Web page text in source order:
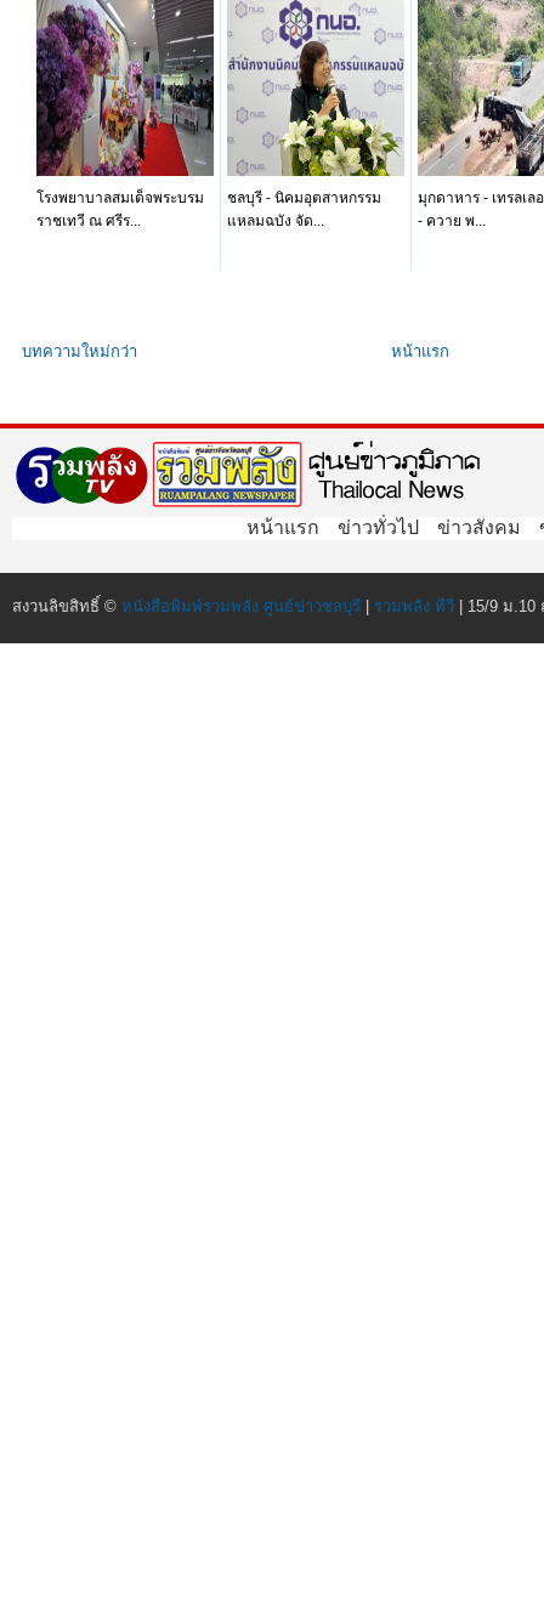
โรงพยาบาลสมเด็จพระบรม
ราชเทวี ณ ศรีร...
ชลบุรี - นิคมอุตสาหกรรม
แหลมฉบัง จัด...
มุกดาหาร - เทรลเล
- ควาย พ...
บทความใหม่กว่า หน้าแรก
หน้าแรก ข่าวทั่วไป ข่าวสังคม
สงวนลิขสิทธิ์ © หนังสือพิมพ์รวมพลัง ศูนย์ข่าวชลบุรี | รวมพลัง ทีวี | 15/9 ม.10